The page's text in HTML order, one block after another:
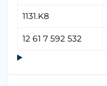
1131.K8
12 61 7 592 532